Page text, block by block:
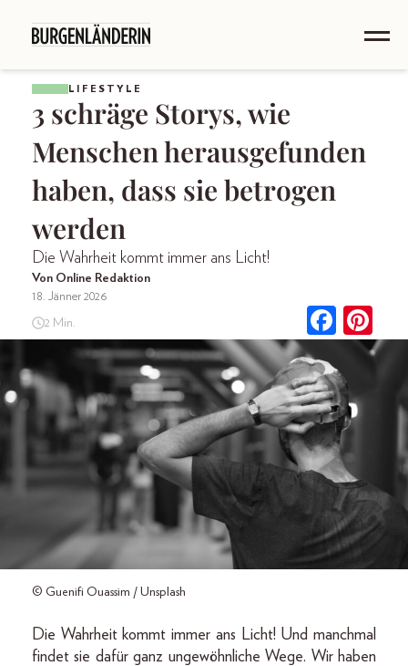
LIFESTYLE
3 schräge Storys, wie
Menschen herausgefunden
haben, dass sie betrogen
werden
Die Wahrheit kommt immer ans Licht!
Von Online Redaktion
18. Jänner 2026
2 Min.
© Guenifi Ouassim / Unsplash
Die Wahrheit kommt immer ans Licht! Und manchmal
findet sie dafür ganz ungewöhnliche Wege. Wir haben